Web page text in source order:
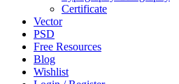
Certificate
Vector
PSD
Free Resources
Blog
Wishlist